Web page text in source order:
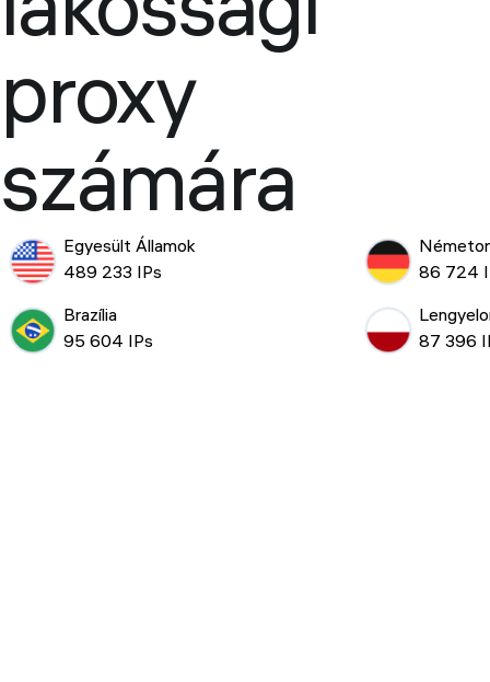
lakossági
proxy
számára
Egyesült Államok
489 233 IPs
86 724
Brazília
95 604 IPs
87 396